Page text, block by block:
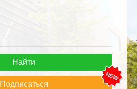
Подписаться